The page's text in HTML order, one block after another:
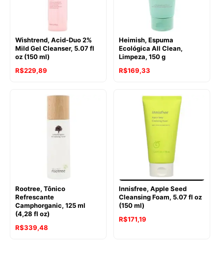
Wishtrend, Acid-Duo 2%
Mild Gel Cleanser, 5.07 fl
oz (150 ml)
R$229,89
Heimish, Espuma
Ecológica All Clean,
Limpeza, 150 g
R$169,33
Rootree, Tônico
Refrescante
Camphorganic, 125 ml
(4,28 fl oz)
R$339,48
Innisfree, Apple Seed
Cleansing Foam, 5.07 fl oz
(150 ml)
R$171,19